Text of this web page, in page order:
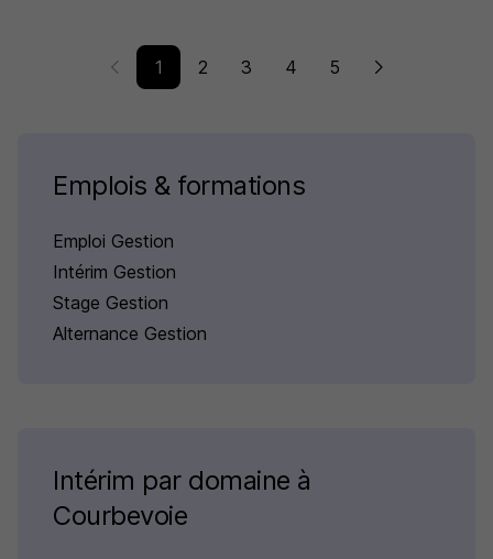
1 2 3 4 5
Emplois & formations
Emploi Gestion
Intérim Gestion
Stage Gestion
Alternance Gestion
Intérim par domaine à
Courbevoie